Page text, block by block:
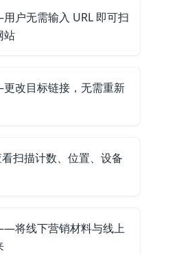
户无需输入 URL 即可扫
站
改目标链接，无需重新
扫描计数、位置、设备
将线下营销材料与线上